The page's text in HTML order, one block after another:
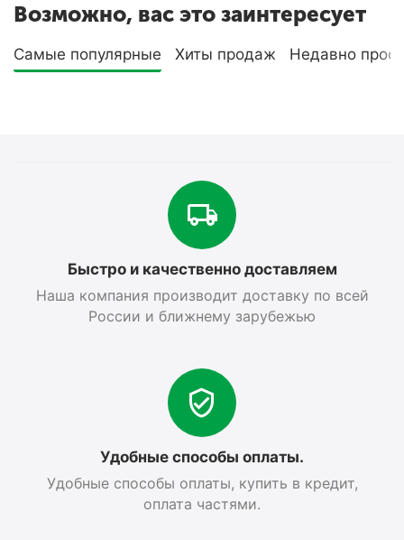
Возможно, вас это заинтересует
Самые популярные Хиты продаж Недавно
Быстро и качественно доставляем
Наша компания производит доставку по всей
России и ближнему зарубежью
Удобные способы оплаты.
Удобные способы оплаты, купить в кредит,
оплата частями.